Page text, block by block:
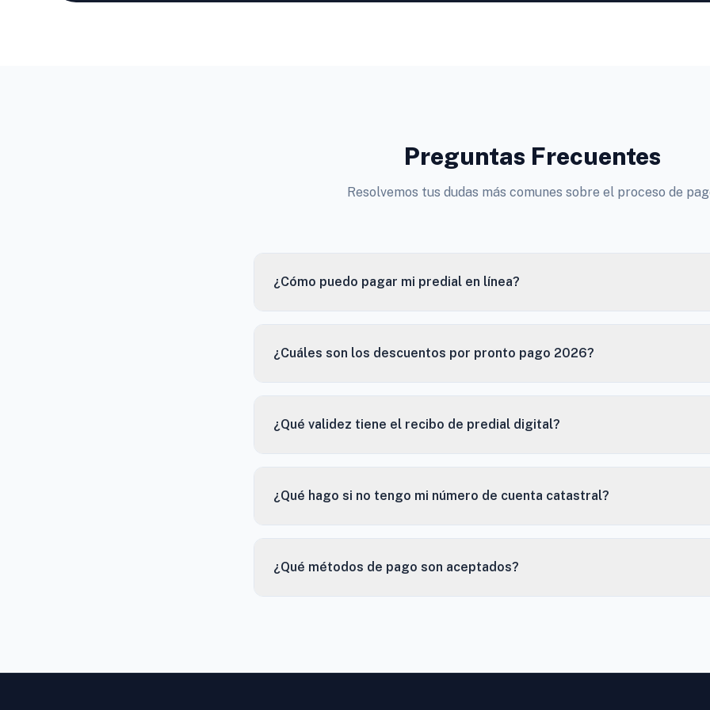
Preguntas Frecuentes
Resolvemos tus dudas más comunes sobre el proceso de
¿Cómo puedo pagar mi predial en línea?
¿Cuáles son los descuentos por pronto pago 2026?
¿Qué validez tiene el recibo de predial digital?
¿Qué hago si no tengo mi número de cuenta catastral?
¿Qué métodos de pago son aceptados?